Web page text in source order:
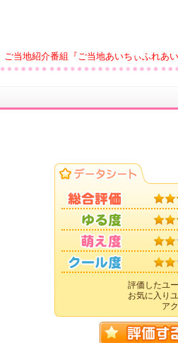
ご当地紹介番組『ご当地あいちぃふれあ
評価したユ
お気に入り
ア